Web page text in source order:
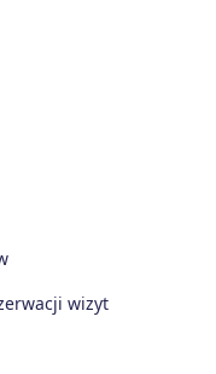
wizyt